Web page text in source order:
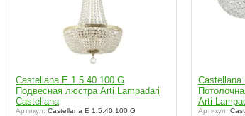
Castellana E 1.5.40.100 G
Подвесная люстра Arti Lampadari
Castellana
Артикул: Castellana E 1.5.40.100 G
Castellana
Arti
Артикул: